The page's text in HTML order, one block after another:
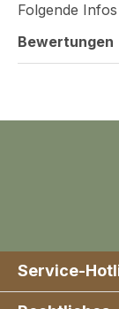
Folgende
Bewertungen
Service-